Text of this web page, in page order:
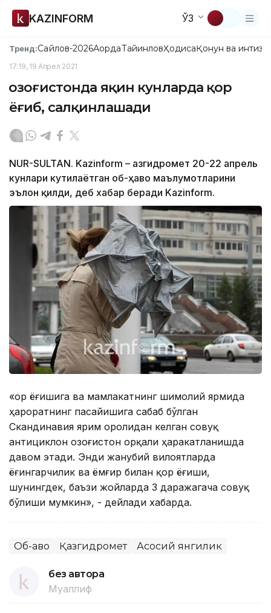
KAZINFORM ЎЗ
Тренд:Сайлов-2026АқордаТайинловҲодисаҚонун ва
17:19, 19 Апрел 2021
Қозоғистонда яқин кунларда қор
ёғиб, салқинлашади
NUR-SULTAN. Kazinform – Қазгидромет 20-22 апрель
кунлари кутилаётган об-ҳаво маълумотларини
эълон қилди, деб хабар беради Kazinform.
«Қор ёғишига ва мамлакатнинг шимолий ярмида
ҳароратнинг пасайишига сабаб бўлган
Скандинавия ярим оролидан келган совуқ
антициклон Қозоғистон орқали ҳаракатланишда
давом этади. Энди жанубий вилоятларда
ёғингарчилик ва ёмғир билан қор ёғиши,
шунингдек, баъзи жойларда 3 даражагача совуқ
бўлиши мумкин», - дейлади хабарда.
Об-ҳаво Қазгидромет Асосий янгилик
без автора
Муаллиф